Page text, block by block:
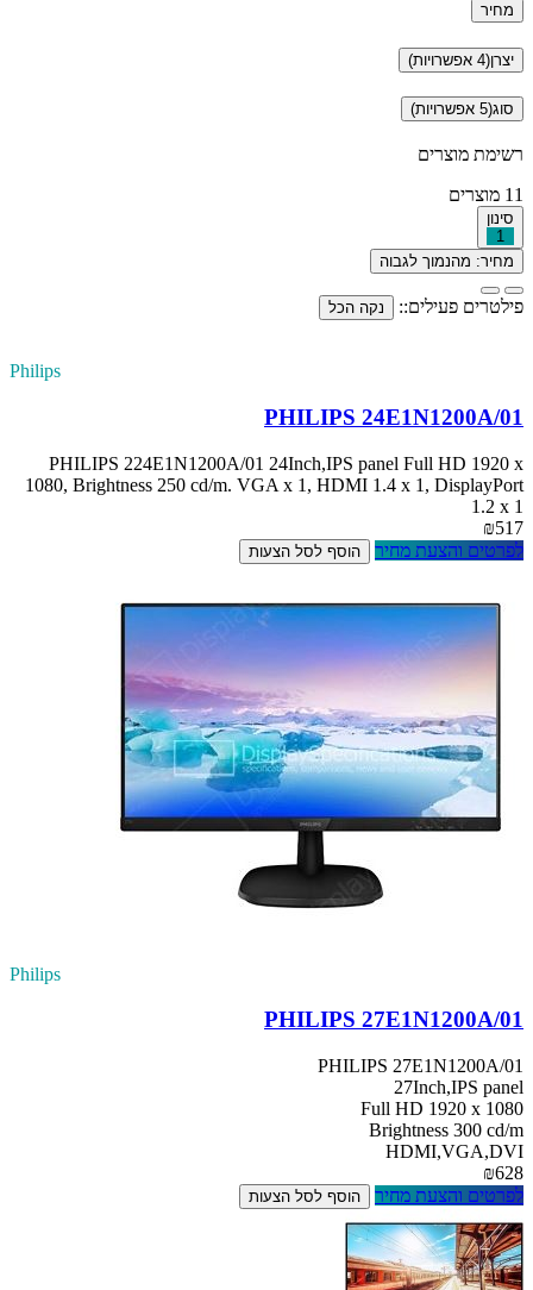
מחיר
יצרן(4 אפשרויות)
סוג(5 אפשרויות)
רשימת מוצרים
11 מוצרים
סינון
1
מחיר: מהנמוך לגבוה
פילטרים פעילים:: נקה הכל
Philips
PHILIPS 24E1N1200A/01
PHILIPS 224E1N1200A/01 24Inch,IPS panel Full HD 1920 x
1080, Brightness 250 cd/m. VGA x 1, HDMI 1.4 x 1, DisplayPort
1.2 x 1
₪517
לפרטים והצעת מחיר
הוסף לסל הצעות
Philips
PHILIPS 27E1N1200A/01
PHILIPS 27E1N1200A/01
27Inch,IPS panel
Full HD 1920 x 1080
Brightness 300 cd/m
HDMI,VGA,DVI
₪628
לפרטים והצעת מחיר
הוסף לסל הצעות